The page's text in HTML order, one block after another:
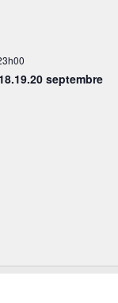
septembre